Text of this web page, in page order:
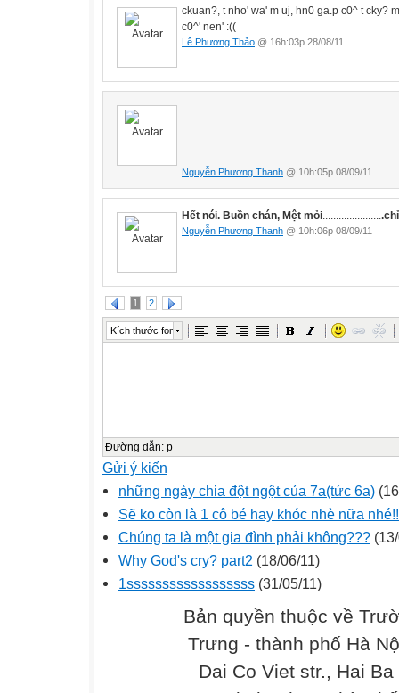
ckuan?, t nho' wa' m uj, hn0 ga.p c0^ t cky?
c0^' nen' :((
Lê Phương Thảo @ 16h:03p 28/08/11
Nguyễn Phương Thanh @ 10h:05p 08/09/11
Hết nói. Buồn chán, Mệt mỏi .
Nguyễn Phương Thanh @ 10h:06p 08/09/11
1 2
Kích thước font
Đường dẫn: p
Gửi ý kiến
những ngày chia đột ngột của 7a(tức 6a)
Sẽ ko còn là 1 cô bé hay khóc nhè nữa
Chúng ta là một gia đình phải không???
Why God's cry? part2 (18/06/11)
1ssssssssssssssssss (31/05/11)
Bản quyền thuộc về
Trưng - thành phố Hà
Dai Co Viet str., Hai